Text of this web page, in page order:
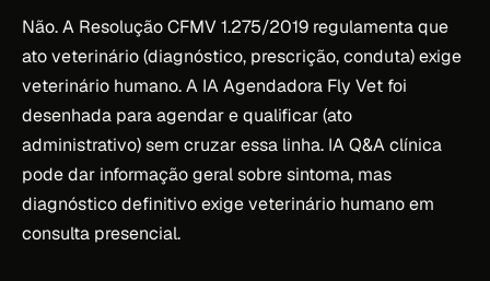
Não. A Resolução CFMV 1.275/2019 regulamenta que
ato veterinário (diagnóstico, prescrição, conduta) exige
veterinário humano. A IA Agendadora Fly Vet foi
desenhada para agendar e qualificar (ato
administrativo) sem cruzar essa linha. IA Q&A clínica
pode dar informação geral sobre sintoma, mas
diagnóstico definitivo exige veterinário humano em
consulta presencial.